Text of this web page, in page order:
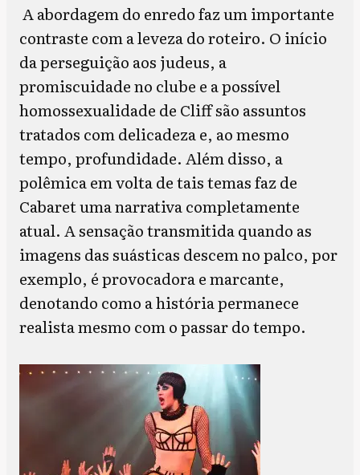
A abordagem do enredo faz um importante
contraste com a leveza do roteiro. O início
da perseguição aos judeus, a
promiscuidade no clube e a possível
homossexualidade de Cliff são assuntos
tratados com delicadeza e, ao mesmo
tempo, profundidade. Além disso, a
polêmica em volta de tais temas faz de
Cabaret uma narrativa completamente
atual. A sensação transmitida quando as
imagens das suásticas descem no palco, por
exemplo, é provocadora e marcante,
denotando como a história permanece
realista mesmo com o passar do tempo.